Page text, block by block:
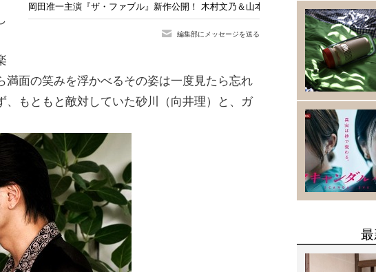
岡田准一主演『ザ・ファブル』新作公開！ 木村文乃＆山本美月ら再集結、新キャストも
編集部にメッセージを送る
面の笑みを浮かべるその姿は一度見たら忘れ
もともと敵対していた砂川（向井理）と、ガ